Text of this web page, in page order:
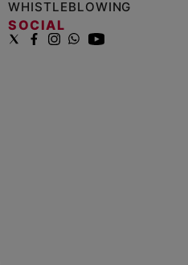
WHISTLEBLOWING
SOCIAL